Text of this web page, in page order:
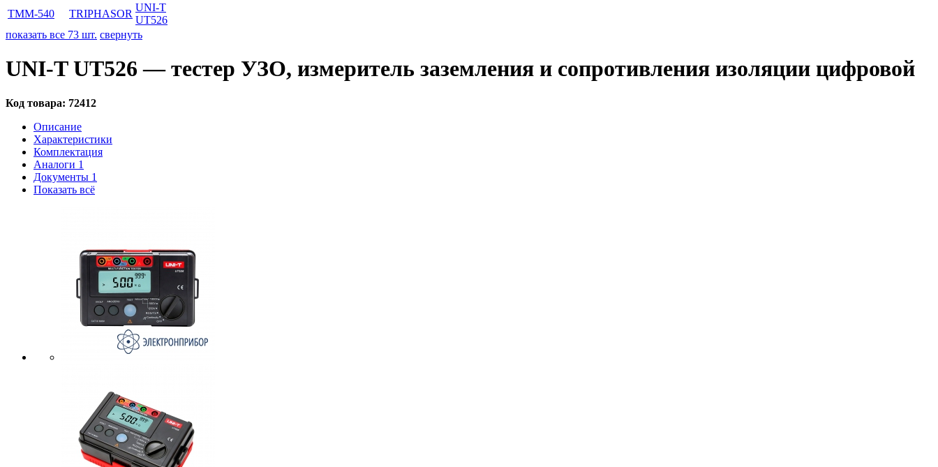
TMM-540
TRIPHASOR
UNI-T
UT526
показать все 73 шт. свернуть
UNI-T UT526 — тестер УЗО, измеритель заземления и сопротивления изоляции цифровой
Код товара: 72412
Описание
Характеристики
Комплектация
Аналоги 1
Документы 1
Показать всё